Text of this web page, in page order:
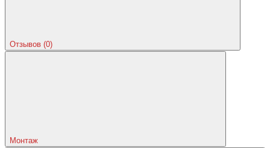
Отзывов (0)
Монтаж